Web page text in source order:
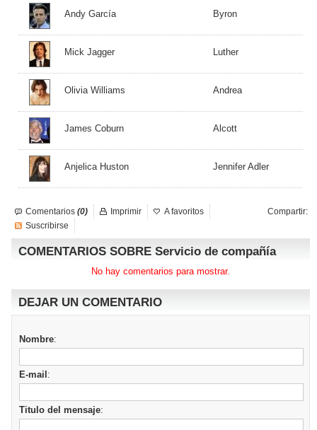
Andy García Byron
Mick Jagger Luther
Olivia Williams Andrea
James Coburn Alcott
Anjelica Huston Jennifer Adler
Comentarios (0) Compartir:
Imprimir
A favoritos
Suscribirse
COMENTARIOS SOBRE Servicio de compañía
No hay comentarios para mostrar.
DEJAR UN COMENTARIO
Nombre:
E-mail :
Titulo del mensaje: